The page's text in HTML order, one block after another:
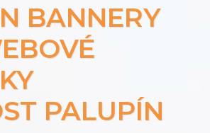
BANNERY
PALUPÍN